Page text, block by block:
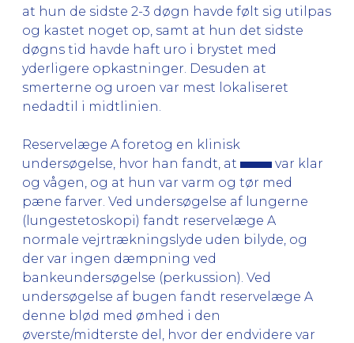
at hun de sidste 2-3 døgn havde følt sig utilpas
og kastet noget op, samt at hun det sidste
døgns tid havde haft uro i brystet med
yderligere opkastninger. Desuden at
smerterne og uroen var mest lokaliseret
nedadtil i midtlinien.
Reservelæge A foretog en klinisk
undersøgelse, hvor han fandt, at
var klar
og vågen, og at hun var varm og tør med
pæne farver. Ved undersøgelse af lungerne
(lungestetoskopi) fandt reservelæge A
normale vejrtrækningslyde uden bilyde, og
der var ingen dæmpning ved
bankeundersøgelse (perkussion). Ved
undersøgelse af bugen fandt reservelæge A
denne blød med ømhed i den
øverste/midterste del, hvor der endvidere var